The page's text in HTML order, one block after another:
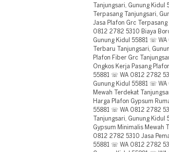
Tanjungsari, Gunung
Terpasang Tanjungsari,
Jasa Plafon Grc
0812 2782 5310 Biaya
Gunung Kidul 55881 ☏
Terbaru Tanjungsari,
Plafon Fiber Grc
Ongkos Kerja Pasang
55881 ☏ WA 0812 2782
Gunung Kidul 55881 ☏
Mewah Terdekat
Harga Plafon Gypsum
55881 ☏ WA 0812 2782
Tanjungsari, Gunung
Gypsum Minimalis Mewah
0812 2782 5310 Jasa
55881 ☏ WA 0812 2782